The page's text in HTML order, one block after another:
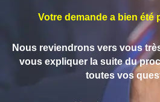
Votre demande a bien été
Nous reviendrons vers vous
vous expliquer la suite du
toutes vos